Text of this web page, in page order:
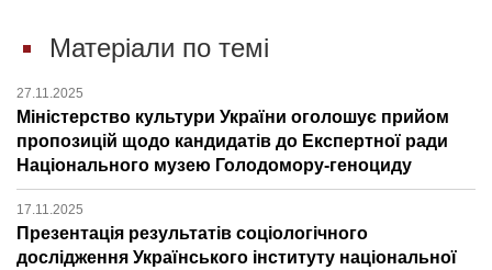
Матеріали по темі
27.11.2025
Міністерство культури України оголошує прийом
пропозицій щодо кандидатів до Експертної ради
Національного музею Голодомору-геноциду
17.11.2025
Презентація результатів соціологічного
дослідження Українського інституту національної